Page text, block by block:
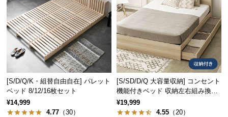
ス
に
つ
い
て
入
経
路
[S/D/Q/K・組替自由自在] パレット
ベッド 8/12/16枚セット
¥14,999
4.77 （30）
[S/SD/D/Q 大容量収納] コンセント
機能付きベッド 収納左右組み換え
可能
¥19,999
4.55 （20）